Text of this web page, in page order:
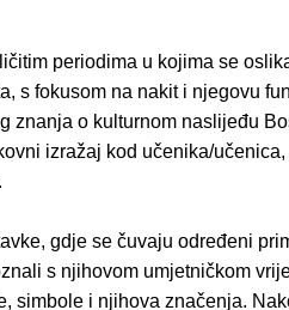
periodima u kojima se
s fokusom na nakit i njegovu
znanja o kulturnom naslijeđu
izražaj kod učenika/
gdje se čuvaju određeni
s njihovom umjetničkom
simbole i njihova značenja.